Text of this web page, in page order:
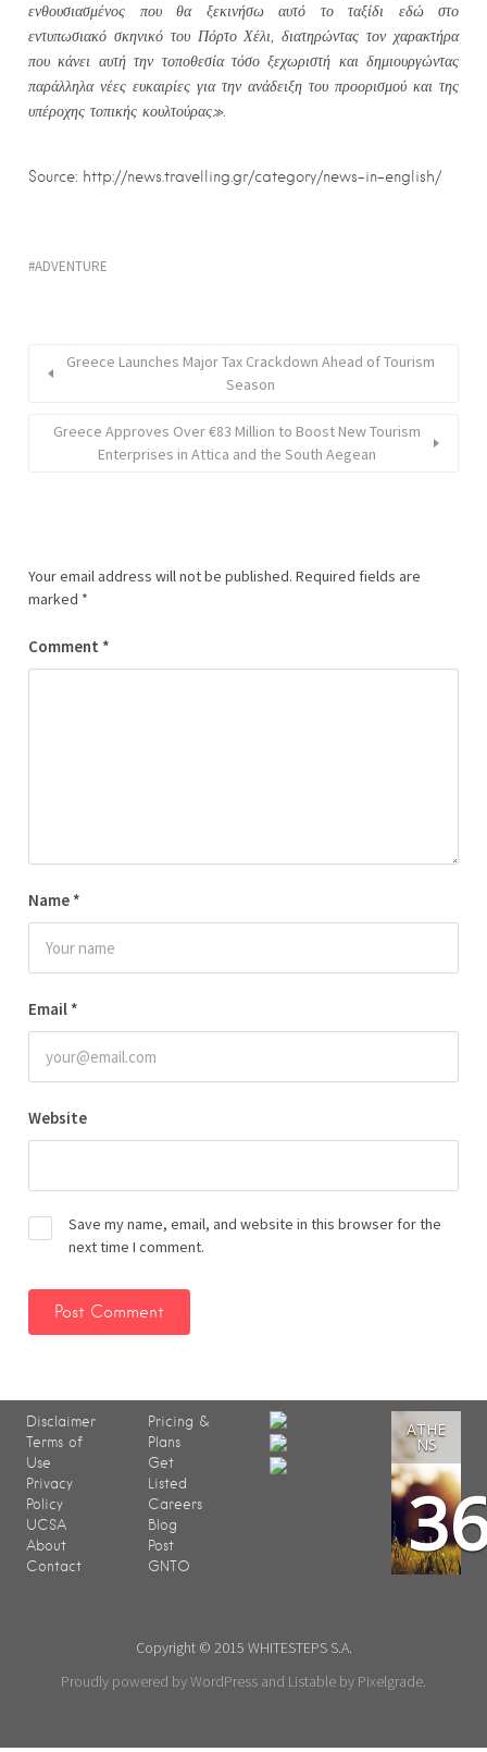
ενθουσιασμένος που θα ξεκινήσω αυτό το ταξίδι εδώ στο
εντυπωσιακό σκηνικό του Πόρτο Χέλι, διατηρώντας τον χαρακτήρα
που κάνει αυτή την τοποθεσία τόσο ξεχωριστή και δημιουργώντας
παράλληλα νέες ευκαιρίες για την ανάδειξη του προορισμού και της
υπέροχης τοπικής κουλτούρας».
Source: http://news.travelling.gr/category/news-in-english/
ADVENTURE
Greece Launches Major Tax Crackdown Ahead of Tourism
Season
Greece Approves Over €83 Million to Boost New Tourism
Enterprises in Attica and the South Aegean
Your email address will not be published. Required fields are
marked *
Comment *
Name *
Email *
Website
Save my name, email, and website in this browser for the
next time I comment.
Disclaimer
Terms of
Use
Privacy
Policy
UCSA
About
Contact
Pricing &
Plans
Get
Listed
Careers
Blog
Post
GNTO
ATHE
NS
Copyright © 2015 WHITESTEPS S.A.
Proudly powered by WordPress and Listable by Pixelgrade.